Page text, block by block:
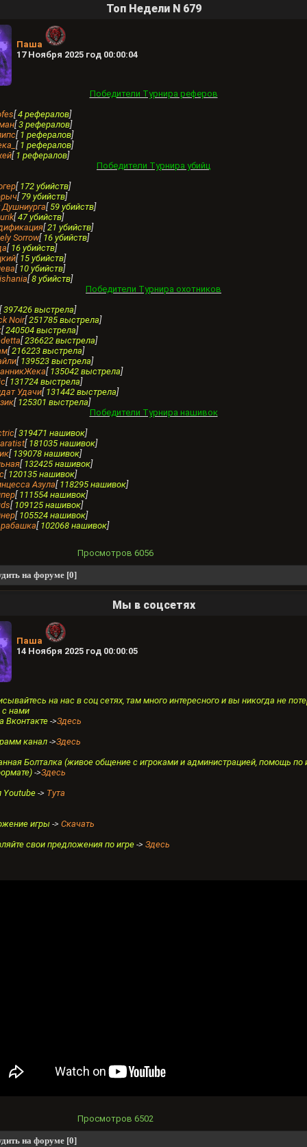
Топ Недели N 679
Паша
17 Ноября 2025 год 00:00:04
Победители Турнира реферов
[ 4 рефералов]
[ 3 рефералов]
[ 1 рефералов]
[ 1 рефералов]
[ 1 рефералов]
Победители Турнира убийц
[ 172 убийств]
[ 79 убийств]
Душниурга[ 59 убийств]
[ 47 убийств]
[ 21 убийств]
Sorrow[ 16 убийств]
[ 16 убийств]
[ 15 убийств]
[ 10 убийств]
[ 8 убийств]
Победители Турнира охотников
[ 397426 выстрела]
Noir[ 251785 выстрела]
[ 240504 выстрела]
[ 236622 выстрела]
[ 216223 выстрела]
[ 139523 выстрела]
[ 135042 выстрела]
[ 131724 выстрела]
Удачи[ 131442 выстрела]
[ 125301 выстрела]
Победители Турнира нашивок
[ 319471 нашивок]
[ 181035 нашивок]
[ 139078 нашивок]
[ 132425 нашивок]
[ 120135 нашивок]
Азула[ 118295 нашивок]
[ 111554 нашивок]
[ 109125 нашивок]
[ 105524 нашивок]
[ 102068 нашивок]
Просмотров 6056
на форуме [0]
Мы в соцсетях
Паша
14 Ноября 2025 год 00:00:05
на нас в соц сетях, там много интересного и вы никогда не
с нами
Вконтакте ->Здесь
канал ->Здесь
Болталка (живое общение с игроками и администрацией, помощь по
->Здесь
Youtube -> Тута
игры -> Скачать
свои предложения по игре -> Здесь
Просмотров 6502
на форуме [0]